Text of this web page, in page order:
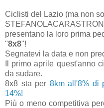
Ciclisti del Lazio (ma non
presentano la loro prima
"8x8"!
Segnatevi la data e non
Il primo aprile quest'anno
da sudare.
8x8 sta per 8km all'8% di
14%!
Più o meno competitiva